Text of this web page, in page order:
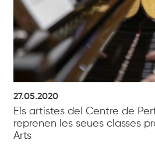
27.05.2020
Els artistes del Centre de
reprenen les seues classes
Arts